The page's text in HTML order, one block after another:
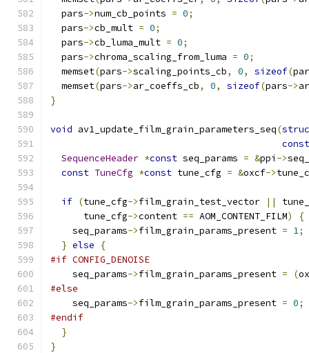
  pars
->num_cb_points = 0;
  pars
->cb_mult = 0;
  pars
->cb_luma_mult = 0;
  pars
->chroma_scaling_from_luma = 0;
  memset
(pars->scaling_points_cb, 0, sizeof(
  memset
(pars->ar_coeffs_cb, 0, sizeof(pars->
}
void av1_update_film_grain_parameters_seq(
const
SequenceHeader *const seq_params = &ppi ->
const TuneCfg *const tune_cfg = &oxcf->
if (tune_cfg->film_grain_test_vector ||
      tune_cfg
->content == AOM_CONTENT_FILM)
{
    seq_params
->film_grain_params_present = 1;
} else
{
#if CONFIG_DENOISE
    seq_params
->film_grain_params_present = (
#else
    seq_params
->film_grain_params_present = 0;
#endif
}
}